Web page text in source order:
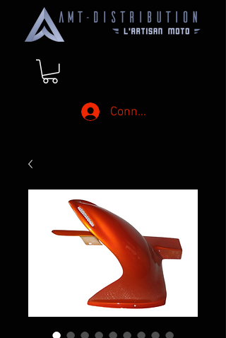
Connexion